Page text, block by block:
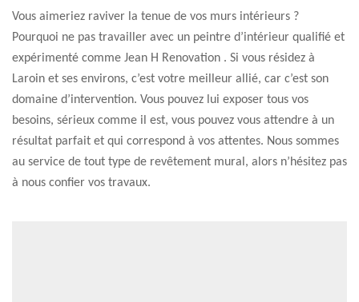
Vous aimeriez raviver la tenue de vos murs intérieurs ?
Pourquoi ne pas travailler avec un peintre d’intérieur qualifié et
expérimenté comme Jean H Renovation . Si vous résidez à
Laroin et ses environs, c’est votre meilleur allié, car c’est son
domaine d’intervention. Vous pouvez lui exposer tous vos
besoins, sérieux comme il est, vous pouvez vous attendre à un
résultat parfait et qui correspond à vos attentes. Nous sommes
au service de tout type de revêtement mural, alors n’hésitez pas
à nous confier vos travaux.